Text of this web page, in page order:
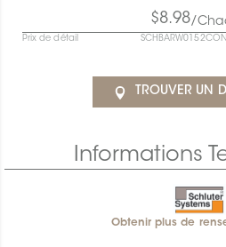
$8.98/
Prix de détail
TROUVER UN
Informations
Obtenir plus de